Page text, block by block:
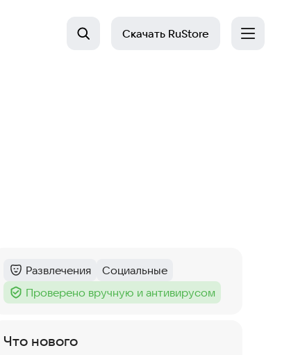
Скачать RuStore
Категория :
Развлечения
Тег:
Социальные
Тег :
Проверено вручную и антивирусом
Что нового